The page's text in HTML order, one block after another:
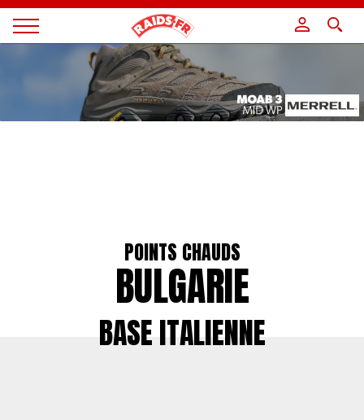
Magazine
POINTS CHAUDS
BULGARIE
BASE ITALIENNE
Panneau de gestion des cookies